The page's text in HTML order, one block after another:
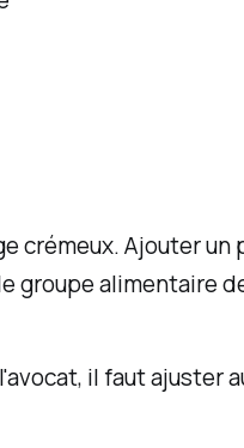
crémeux. Ajouter
groupe alimentaire
il faut ajuster